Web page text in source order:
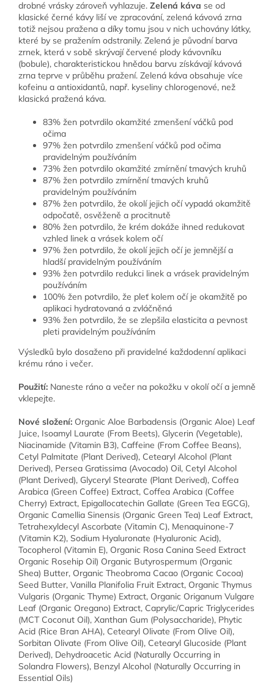
drobné vrásky zároveň vyhlazuje. Zelená káva se od
klasické černé kávy liší ve zpracování, zelená kávová zrna
totiž nejsou pražena a díky tomu jsou v nich uchovány látky,
které by se pražením odstranily. Zelená je původní barva
zrnek, která v sobě skrývají červené plody kávovníku
(bobule), charakteristickou hnědou barvu získávají kávová
zrna teprve v průběhu pražení. Zelená káva obsahuje více
kofeinu a antioxidantů, např. kyseliny chlorogenové, než
klasická pražená káva.
83% žen potvrdilo okamžité zmenšení váčků pod
očima
97% žen potvrdilo zmenšení váčků pod očima
pravidelným používáním
73% žen potvrdilo okamžité zmírnění tmavých kruhů
87% žen potvrdilo zmírnění tmavých kruhů
pravidelným používáním
87% žen potvrdilo, že okolí jejich očí vypadá okamžitě
odpočatě, osvěženě a procitnutě
80% žen potvrdilo, že krém dokáže ihned redukovat
vzhled linek a vrásek kolem očí
97% žen potvrdilo, že okolí jejich očí je jemnější a
hladší pravidelným používáním
93% žen potvrdilo redukci linek a vrásek pravidelným
používáním
100% žen potvrdilo, že pleť kolem očí je okamžitě po
aplikaci hydratovaná a zvláčněná
93% žen potvrdilo, že se zlepšila elasticita a pevnost
pleti pravidelným používáním
Výsledků bylo dosaženo při pravidelné každodenní aplikaci
krému ráno i večer.
Použití: Naneste ráno a večer na pokožku v okolí očí a jemně
vklepejte.
Nové složení: Organic Aloe Barbadensis (Organic Aloe) Leaf
Juice, Isoamyl Laurate (From Beets), Glycerin (Vegetable),
Niacinamide (Vitamin B3), Caffeine (From Coffee Beans),
Cetyl Palmitate (Plant Derived), Cetearyl Alcohol (Plant
Derived), Persea Gratissima (Avocado) Oil, Cetyl Alcohol
(Plant Derived), Glyceryl Stearate (Plant Derived), Coffea
Arabica (Green Coffee) Extract, Coffea Arabica (Coffee
Cherry) Extract, Epigallocatechin Gallate (Green Tea EGCG),
Organic Camellia Sinensis (Organic Green Tea) Leaf Extract,
Tetrahexyldecyl Ascorbate (Vitamin C), Menaquinone-7
(Vitamin K2), Sodium Hyaluronate (Hyaluronic Acid),
Tocopherol (Vitamin E), Organic Rosa Canina Seed Extract
Organic Rosehip Oil) Organic Butyrospermum (Organic
Shea) Butter, Organic Theobroma Cacao (Organic Cocoa)
Seed Butter, Vanilla Planifolia Fruit Extract, Organic Thymus
Vulgaris (Organic Thyme) Extract, Organic Origanum Vulgare
Leaf (Organic Oregano) Extract, Caprylic/Capric Triglycerides
(MCT Coconut Oil), Xanthan Gum (Polysaccharide), Phytic
Acid (Rice Bran AHA), Cetearyl Olivate (From Olive Oil),
Sorbitan Olivate (From Olive Oil), Cetearyl Glucoside (Plant
Derived), Dehydroacetic Acid (Naturally Occurring in
Solandra Flowers), Benzyl Alcohol (Naturally Occurring in
Essential Oils)